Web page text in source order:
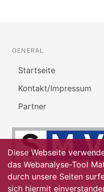
GENERAL
Startseite
Kontakt/Impressum
Partner
Diese Webseite
das Webanalyse-Tool
durch unsere Seiten
sich hiermit